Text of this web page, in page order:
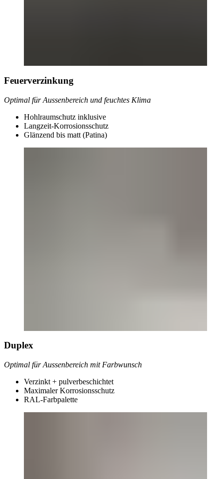
Feuerverzinkung
Optimal für Aussenbereich und feuchtes Klima
Hohlraumschutz inklusive
Langzeit-Korrosionsschutz
Glänzend bis matt (Patina)
Duplex
Optimal für Aussenbereich mit Farbwunsch
Verzinkt + pulverbeschichtet
Maximaler Korrosionsschutz
RAL-Farbpalette